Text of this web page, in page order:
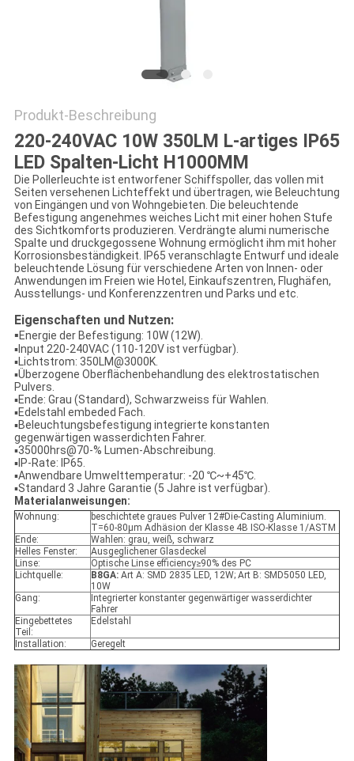
DATENSCHUTZRICHTLINIE
Produkt-Beschreibung
220-240VAC 10W 350LM L-artiges IP65
LED Spalten-Licht H1000MM
Die Pollerleuchte ist entworfener Schiffspoller, das vollen mit
Seiten versehenen Lichteffekt und übertragen, wie Beleuchtung
von Eingängen und von Wohngebieten. Die beleuchtende
Befestigung angenehmes weiches Licht mit einer hohen Stufe
des Sichtkomforts produzieren. Verdrängte alumi numerische
Spalte und druckgegossene Wohnung ermöglicht ihm mit hoher
Korrosionsbeständigkeit. IP65 veranschlagte Entwurf und ideale
beleuchtende Lösung für verschiedene Arten von Innen- oder
Anwendungen im Freien wie Hotel, Einkaufszentren, Flughäfen,
Ausstellungs- und Konferenzzentren und Parks und etc.
Eigenschaften und Nutzen:
▪Energie der Befestigung: 10W (12W).
▪Input 220-240VAC (110-120V ist verfügbar).
▪Lichtstrom: 350LM@3000K.
▪Überzogene Oberflächenbehandlung des elektrostatischen
Pulvers.
▪Ende: Grau (Standard), Schwarzweiss für Wahlen.
▪Edelstahl embeded Fach.
▪Beleuchtungsbefestigung integrierte konstanten
gegenwärtigen wasserdichten Fahrer.
▪35000hrs@70-% Lumen-Abschreibung.
▪IP-Rate: IP65.
▪Anwendbare Umwelttemperatur: -20 ℃~+45℃.
▪Standard 3 Jahre Garantie (5 Jahre ist verfügbar).
Materialanweisungen:
Wohnung:
beschichtete graues Pulver 12#Die-Casting Aluminium.
T=60-80μm Adhäsion der Klasse 4B ISO-Klasse 1/ASTM
Ende:
Wahlen: grau, weiß, schwarz
Helles Fenster:
Ausgeglichener Glasdeckel
Linse:
Optische Linse efficiency≥90% des PC
Lichtquelle:
B8GA:Art A: SMD 2835 LED, 12W; Art B: SMD5050 LED,
10W
Gang:
Integrierter konstanter gegenwärtiger wasserdichter
Fahrer
Eingebettetes
Teil:
Edelstahl
Installation: Geregelt